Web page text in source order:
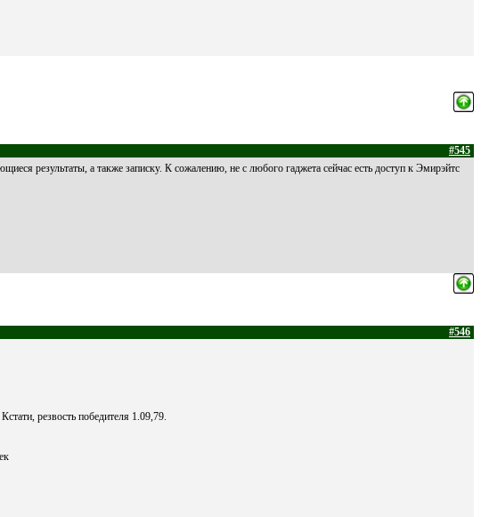
#545
результаты, а также записку. К сожалению, не с любого гаджета сейчас есть доступ к Эмирэйтс
#546
резвость победителя 1.09,79.